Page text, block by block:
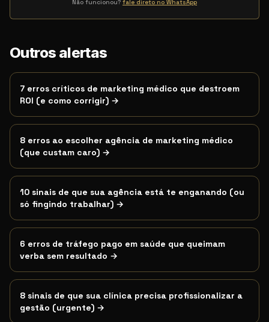
Não funcionou? fale direto no WhatsApp
Termos de busca relacionados
Esta página atende quem pesquisa por:
Outros alertas
7 erros críticos de marketing médico que destroem
ROI (e como corrigir) →
8 erros ao escolher agência de marketing médico
(que custam caro) →
10 sinais de que sua agência está te enganando (ou
só fingindo trabalhar) →
6 erros de tráfego pago em saúde que queimam
verba sem resultado →
8 sinais de que sua clínica precisa profissionalizar a
gestão (urgente) →